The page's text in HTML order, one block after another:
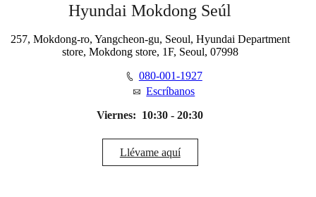
Hyundai Mokdong Seúl
257, Mokdong-ro, Yangcheon-gu, Seoul, Hyundai Department
store, Mokdong store, 1F, Seoul, 07998
080-001-1927
Escríbanos
Viernes: 10:30 - 20:30
Llévame aquí